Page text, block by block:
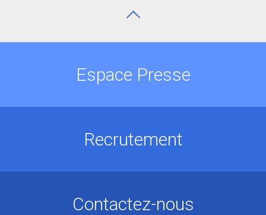
Espace Presse
Recrutement
Contactez-nous